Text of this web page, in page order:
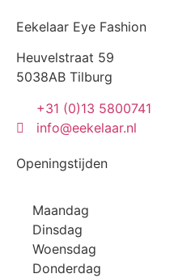
Eekelaar Eye Fashion
Heuvelstraat 59
5038AB Tilburg
+31 (0)13 5800741
info@eekelaar.nl
Openingstijden
Maandag
Dinsdag
Woensdag
Donderdag